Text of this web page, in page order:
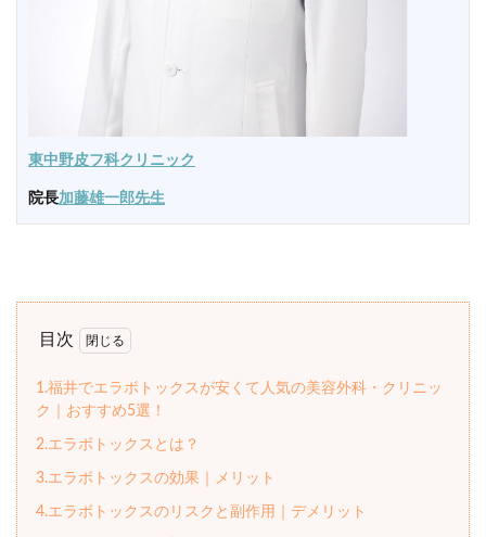
東中野皮フ科クリニック
院長加藤雄一郎先生
目次
1.福井でエラボトックスが安くて人気の美容外科・クリニッ
ク｜おすすめ5選！
2.エラボトックスとは？
3.エラボトックスの効果｜メリット
4.エラボトックスのリスクと副作用｜デメリット